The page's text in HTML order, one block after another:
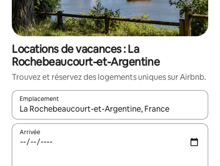
Locations de vacances : La
Rochebeaucourt-et-Argentine
Trouvez et réservez des logements uniques sur Airbnb.
Emplacement
Quand les résultats sont affichés, parcourez-les en utilisant
Arrivée